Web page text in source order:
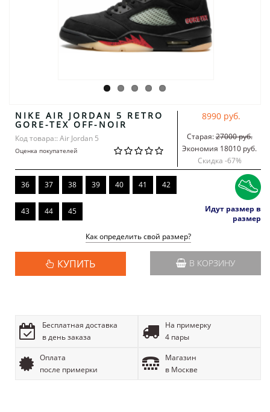
NIKE AIR JORDAN 5 RETRO
GORE-TEX OFF-NOIR
Код товара:: Air Jordan 5
Оценка покупателей
8990 руб.
Старая:27000 руб.
Экономия 18010 руб.
Скидка -67%
36 37 38 39 40 41 42
43 44 45
Идут размер в
размер
Как определить свой размер?
КУПИТЬ В КОРЗИНУ
Бесплатная доставка
в день заказа
На примерку
4 пары
Оплата
после примерки
Магазин
в Москве